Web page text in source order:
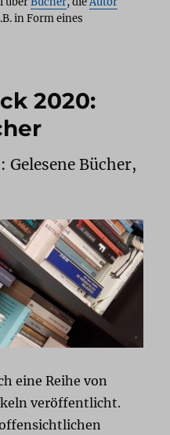
in Form eines
2020:
Gelesene Bücher,
eine Reihe von
veröffentlicht.